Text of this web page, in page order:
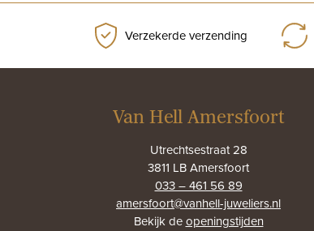
Verzekerde verzending
Van Hell Amersfoort
Utrechtsestraat 28
3811 LB Amersfoort
033 – 461 56 89
amersfoort@vanhell-juweliers.nl
Bekijk deopeningstijden